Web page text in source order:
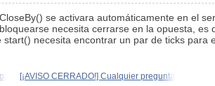
se activara automáticamente en el
necesita cerrarse en la opuesta,
necesita encontrar un par de ticks para
[¡AVISO CERRADO!] Cualquier pregunta